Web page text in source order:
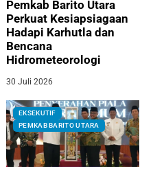
Pemkab Barito Utara
Perkuat Kesiapsiagaan
Hadapi Karhutla dan
Bencana
Hidrometeorologi
30 Juli 2026
EKSEKUTIF
PEMKAB BARITO UTARA